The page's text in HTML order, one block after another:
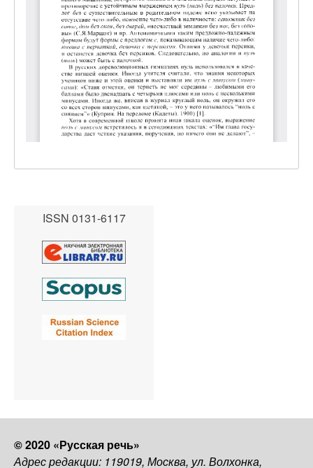
ISSN 0131-6117
© 2020 «Русская речь»
Адрес редакции: 119019, Москва, ул. Волхонка,